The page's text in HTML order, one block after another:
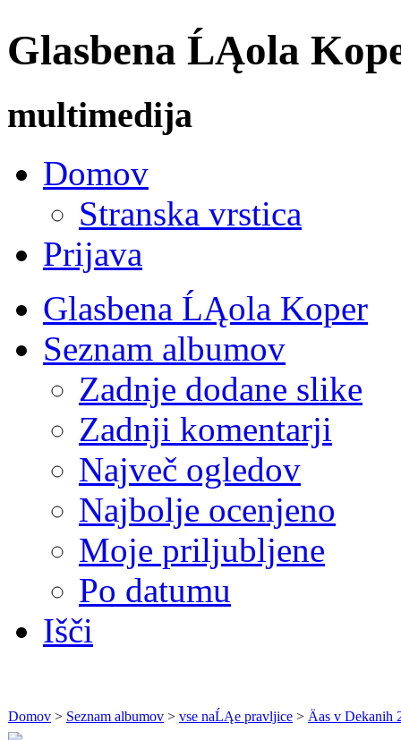
Glasbena ĹĄola
multimedija
Domov
Stranska vrstica
Prijava
Glasbena ĹĄola Koper
Seznam albumov
Zadnje dodane slike
Zadnji komentarji
Največ ogledov
Najbolje ocenjeno
Moje priljubljene
Po datumu
Išči
Domov > Seznam albumov > vse naĹĄe pravljice > Äas v Dekanih